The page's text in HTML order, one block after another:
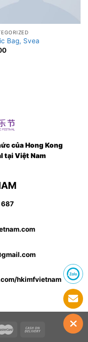
Bag, Svea
của Hong Kong
tại Việt Nam
hkimfvietnam